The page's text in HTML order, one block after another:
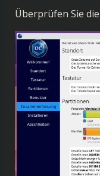
Überprüfen Sie